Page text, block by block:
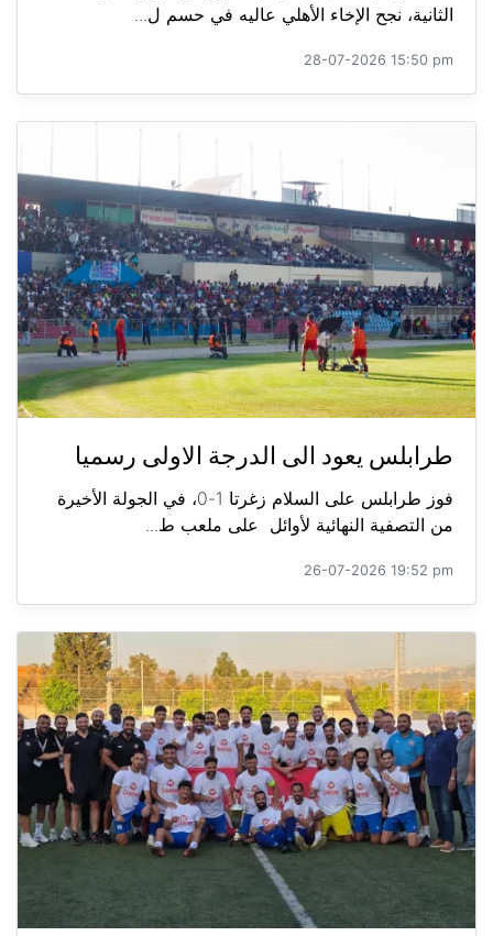
الثانية، نجح الإخاء الأهلي عاليه في حسم ل...
28-07-2026 15:50 pm
طرابلس يعود الى الدرجة الاولى رسميا
فوز طرابلس على السلام زغرتا 1-0، في الجولة الأخيرة
من التصفية النهائية لأوائل على ملعب ط...
26-07-2026 19:52 pm